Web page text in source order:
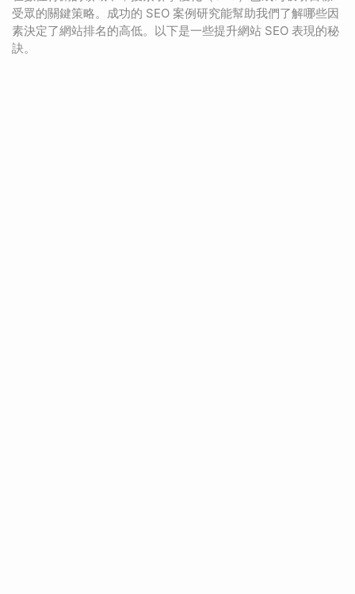
受眾的關鍵策略。成功的 SEO 案例研究能幫助我們了解哪些因
素決定了網站排名的高低。以下是一些提升網站 SEO 表現的秘
訣。